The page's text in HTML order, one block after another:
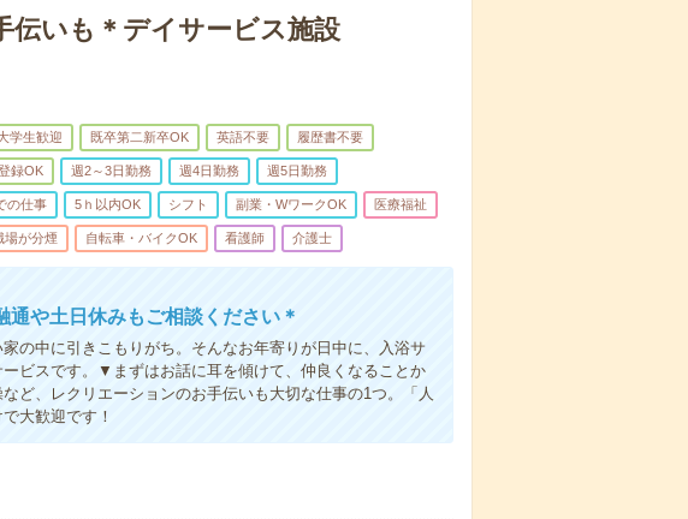
伝いも＊デイサービス施設
学生歓迎 既卒第二新卒OK 英語不要 履歴書不要
録OK 週2～3日勤務 週4日勤務 週5日勤務
の仕事 5ｈ以内OK シフト 副業・WワークOK 医療福祉
場が分煙 自転車・バイクOK 看護師 介護士
や土日休みもご相談ください＊
の中に引きこもりがち。そんなお年寄りが日中に、入浴サ
ビスです。▼まずはお話に耳を傾けて、仲良くなることか
ど、レクリエーションのお手伝いも大切な仕事の1つ。「人
大歓迎です！